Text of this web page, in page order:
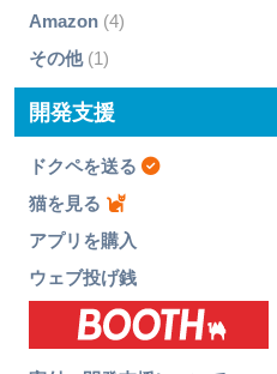
Amazon(4)
その他(1)
開発支援
ドクペを送る
猫を見る
アプリを購入
ウェブ投げ銭